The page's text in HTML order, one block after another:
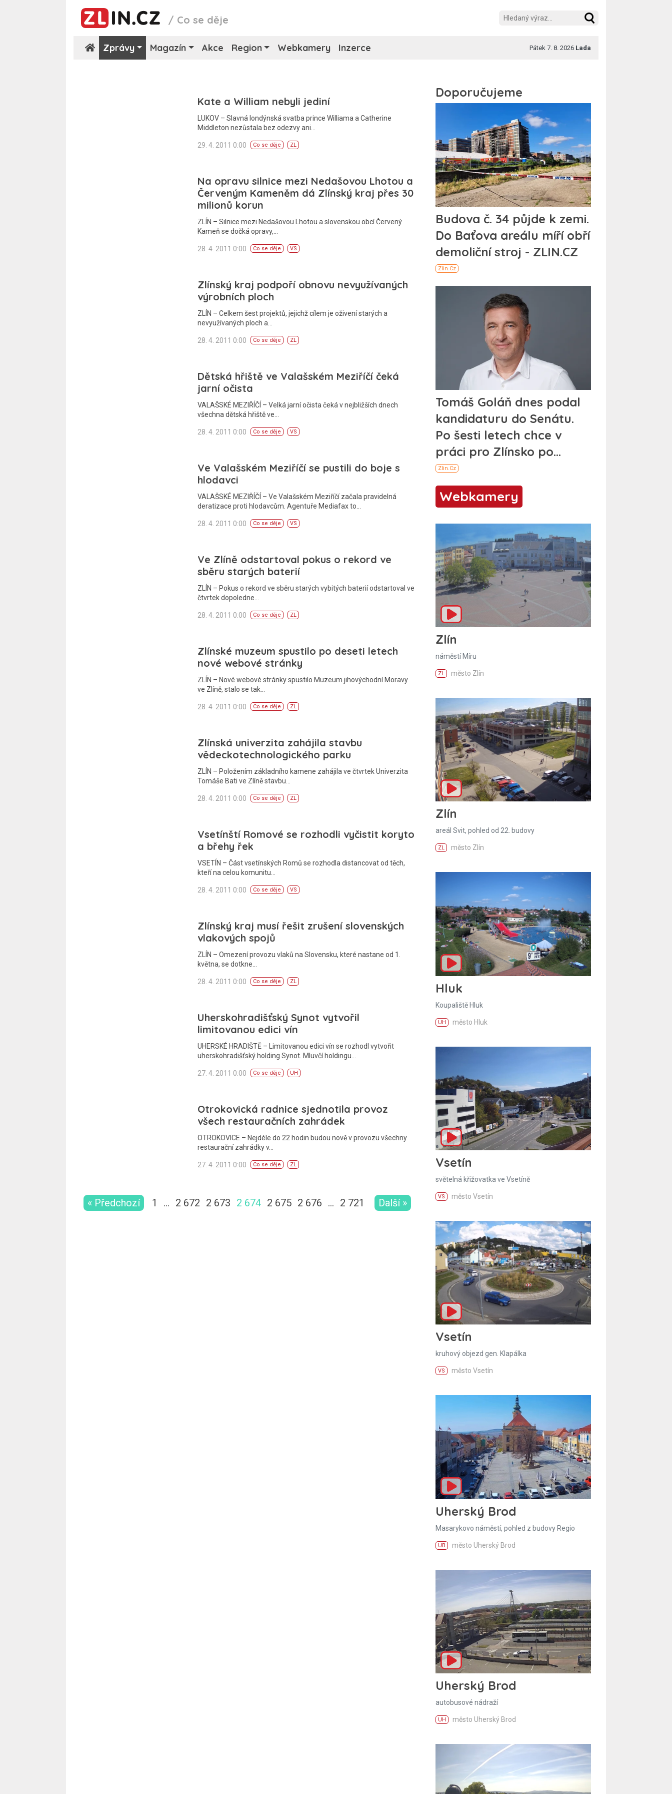
/ Co se děje
Zprávy Magazín Akce Region Webkamery Inzerce Pátek 7. 8. 2026 Lada
Kate a William nebyli jediní
LUKOV – Slavná londýnská svatba prince Williama a Catherine
Middleton nezůstala bez odezvy ani…
29. 4. 2011 0:00 Co se děje ZL
Na opravu silnice mezi Nedašovou Lhotou a
Červeným Kameněm dá Zlínský kraj přes 30
milionů korun
ZLÍN – Silnice mezi Nedašovou Lhotou a slovenskou obcí Červený
Kameň se dočká opravy,…
28. 4. 2011 0:00 Co se děje VS
Zlínský kraj podpoří obnovu nevyužívaných
výrobních ploch
ZLÍN – Celkem šest projektů, jejichž cílem je oživení starých a
nevyužívaných ploch a…
28. 4. 2011 0:00 Co se děje ZL
Dětská hřiště ve Valašském Meziříčí čeká
jarní očista
VALAŠSKÉ MEZIŘÍČÍ – Velká jarní očista čeká v nejbližších dnech
všechna dětská hřiště ve…
28. 4. 2011 0:00 Co se děje VS
Ve Valašském Meziříčí se pustili do boje s
hlodavci
VALAŠSKÉ MEZIŘÍČÍ – Ve Valašském Meziříčí začala pravidelná
deratizace proti hlodavcům. Agentuře Mediafax to…
28. 4. 2011 0:00 Co se děje VS
Ve Zlíně odstartoval pokus o rekord ve
sběru starých baterií
ZLÍN – Pokus o rekord ve sběru starých vybitých baterií odstartoval ve
čtvrtek dopoledne…
28. 4. 2011 0:00 Co se děje ZL
Zlínské muzeum spustilo po deseti letech
nové webové stránky
ZLÍN – Nové webové stránky spustilo Muzeum jihovýchodní Moravy
ve Zlíně, stalo se tak…
28. 4. 2011 0:00 Co se děje ZL
Zlínská univerzita zahájila stavbu
vědeckotechnologického parku
ZLÍN – Položením základního kamene zahájila ve čtvrtek Univerzita
Tomáše Bati ve Zlíně stavbu…
28. 4. 2011 0:00 Co se děje ZL
Vsetínští Romové se rozhodli vyčistit koryto
a břehy řek
VSETÍN – Část vsetínských Romů se rozhodla distancovat od těch,
kteří na celou komunitu…
28. 4. 2011 0:00 Co se děje VS
Zlínský kraj musí řešit zrušení slovenských
vlakových spojů
ZLÍN – Omezení provozu vlaků na Slovensku, které nastane od 1.
května, se dotkne…
28. 4. 2011 0:00 Co se děje ZL
Uherskohradišťský Synot vytvořil
limitovanou edici vín
UHERSKÉ HRADIŠTĚ – Limitovanou edici vín se rozhodl vytvořit
uherskohradišťský holding Synot. Mluvčí holdingu…
27. 4. 2011 0:00 Co se děje UH
Otrokovická radnice sjednotila provoz
všech restauračních zahrádek
OTROKOVICE – Nejdéle do 22 hodin budou nově v provozu všechny
restaurační zahrádky v…
27. 4. 2011 0:00 Co se děje ZL
« Předchozí 1 … 2 672 2 673 2 674 2 675 2 676 … 2 721 Další »
Webkamery
Zlín
náměstí Míru
ZL město Zlín
Zlín
areál Svit, pohled od 22. budovy
ZL město Zlín
Hluk
Koupaliště Hluk
UH město Hluk
Vsetín
světelná křižovatka ve Vsetíně
VS město Vsetín
Vsetín
kruhový objezd gen. Klapálka
VS město Vsetín
Uherský Brod
Masarykovo náměstí, pohled z budovy Regio
UB město Uherský Brod
Uherský Brod
autobusové nádraží
UH město Uherský Brod